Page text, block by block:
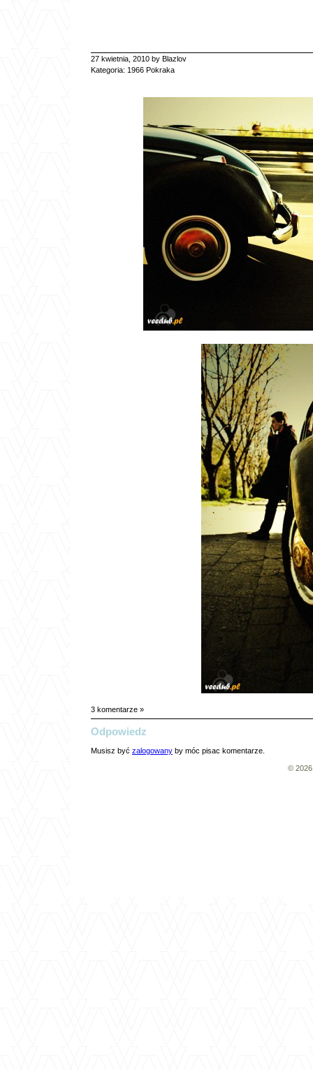
27 kwietnia, 2010 by Blazlov
Kategoria: 1966 Pokraka
3 komentarze »
Odpowiedz
Musisz być zalogowany by móc pisac komentarze.
©